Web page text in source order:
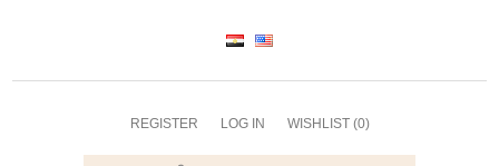
REGISTER LOG IN WISHLIST (0)